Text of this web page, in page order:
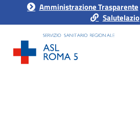
Amministrazione Trasparente
Salutelazio